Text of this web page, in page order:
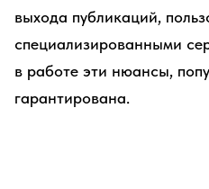
выхода публикаций,
специализированными
в работе эти нюансы,
гарантирована.